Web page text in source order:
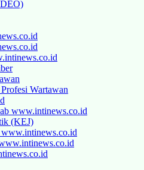
Wartawan
www.intinews.co.id
(KEJ)